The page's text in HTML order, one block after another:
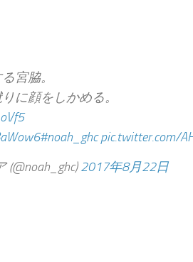
宮脇。
に顔をしかめる。
#noah_ghc pic.twitter.com/
2017年8月22日